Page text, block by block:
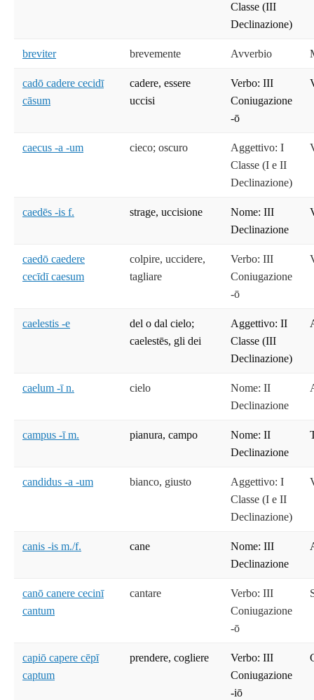
Classe (III
Declinazione)
breviter brevemente Avverbio
cadō cadere cecidī
cāsum
cadere, essere
uccisi
Verbo: III
Coniugazione
-ō
caecus -a -um cieco; oscuro
Aggettivo: I
Classe (I e II
Declinazione)
caedēs -is f. strage, uccisione
Nome: III
Declinazione
caedō caedere
cecīdī caesum
colpire, uccidere,
tagliare
Verbo: III
Coniugazione
-ō
caelestis -e
del o dal cielo;
caelestēs, gli dei
Aggettivo: II
Classe (III
Declinazione)
caelum -ī n. cielo
Nome: II
Declinazione
campus -ī m. pianura, campo
Nome: II
Declinazione
candidus -a -um bianco, giusto
Aggettivo: I
Classe (I e II
Declinazione)
canis -is m./f. cane
Nome: III
Declinazione
canō canere cecinī
cantum
cantare
Verbo: III
Coniugazione
-ō
capiō capere cēpī
captum
prendere, cogliere
Verbo: III
Coniugazione
-iō